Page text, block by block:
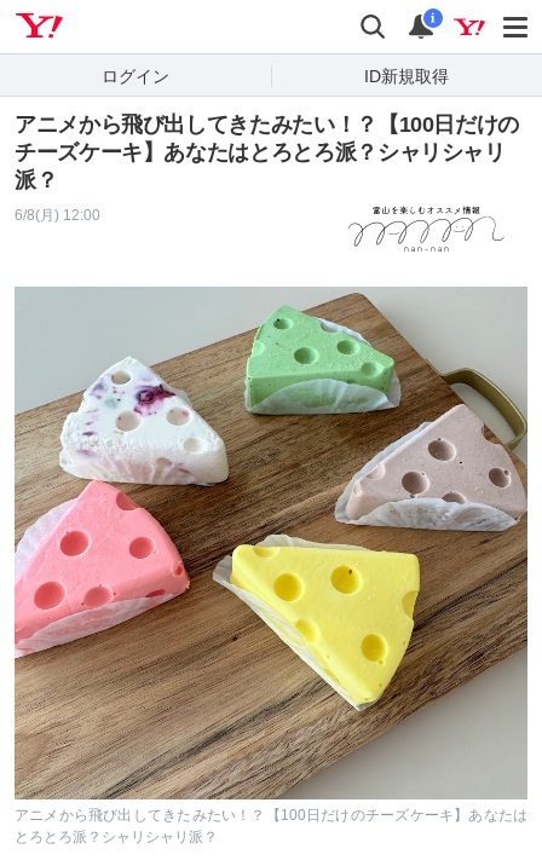
検索 通知
i
ログイン ID新規取得
アニメから飛び出してきたみたい！？【100日だけの
チーズケーキ】あなたはとろとろ派？シャリシャリ
派？
6/8(月) 12:00
アニメから飛び出してきたみたい！？【100日だけのチーズケーキ】あなたは
とろとろ派？シャリシャリ派？